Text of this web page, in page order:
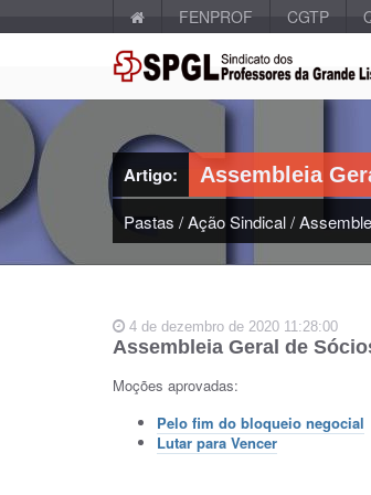
FENPROF CGTP
Artigo: Assembleia
Pastas /Ação Sindical/
4 de dezembro de 2020 11:28:00
Assembleia Geral de
Moções aprovadas:
Pelo fim do bloqueio negocial
Lutar para Vencer